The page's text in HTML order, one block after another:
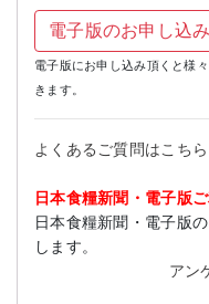
電子版のお申し込
電子版にお申し込み頂くと様
きます。
よくあるご質問はこちら
日本食糧新聞・電子版
日本食糧新聞・電子版
します。
アン